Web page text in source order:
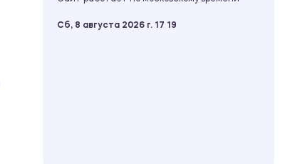
Сб, 8 августа 2026 г. 17 19